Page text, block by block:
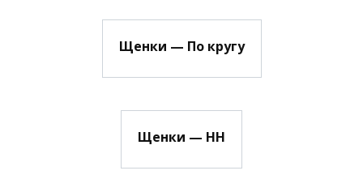
Щенки — По кругу
Щенки — НН